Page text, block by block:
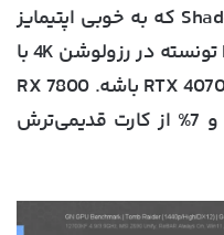
در بای Shadow of The Tomb Raider که به خوبی اپتیمایز
شده، کارت گرافیک RX 6800 XT تونسته در رزولوشن 4K با
100 فریم بر ثانیه، 6% سریع‌تر از RTX 4070 باشه. RX 7800
XT هم باز ضعیف‌تر ظاهر شده و 7% از کارت قدیمی‌ترش